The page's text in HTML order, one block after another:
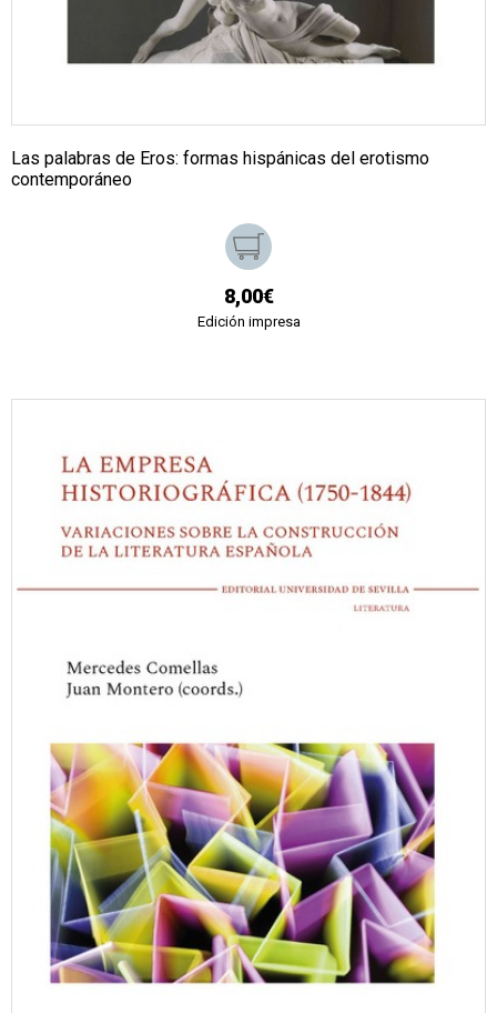
Las palabras de Eros: formas hispánicas del erotismo
contemporáneo
8,00€
Edición impresa